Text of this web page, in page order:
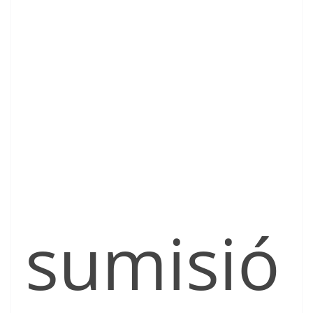
sumisió